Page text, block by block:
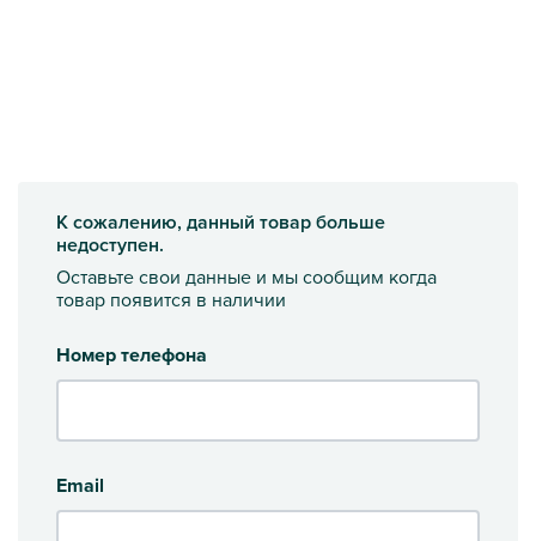
К сожалению, данный товар больше
недоступен.
Оставьте свои данные и мы сообщим когда
товар появится в наличии
Номер телефона
Email